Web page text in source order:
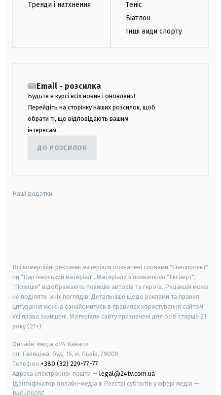
Тренди і натхнення
Теніс
Біатлон
Інші види спорту
Email - розсилка
Будьте в курсі всіх новин і оновлень!
Перейдіть на сторінку наших розсилок, щоб
обрати ті, що відповідають вашим
інтересам.
ДО РОЗСИЛОК
Наші додатки:
Всі комерційні рекламні матеріали позначені словами "Спецпроєкт"
чи "Партнерський матеріал". Матеріали з позначкою "Експерт",
"Позиція" відображають позицію авторів та героїв. Редакція може
не поділяти їхніх поглядів. Детальніше щодо реклами та правил
цитування можна ознайомитись в правилах користування сайтом.
Усі права захищені. Матеріали сайту призначені для осіб старше 21
року (21+)
Онлайн-медіа «24 Канал»
пл. Галицька, буд. 15, м. Львів, 79008
Телефон +380 (32) 229-77-77
Адреса електронної пошти — legal@24tv.com.ua
Ідентифікатор онлайн-медіа в Реєстрі суб'єктів у сфері медіа —
R40-06057